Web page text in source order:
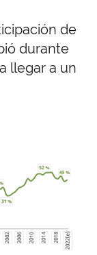
de
durante
llegar a un